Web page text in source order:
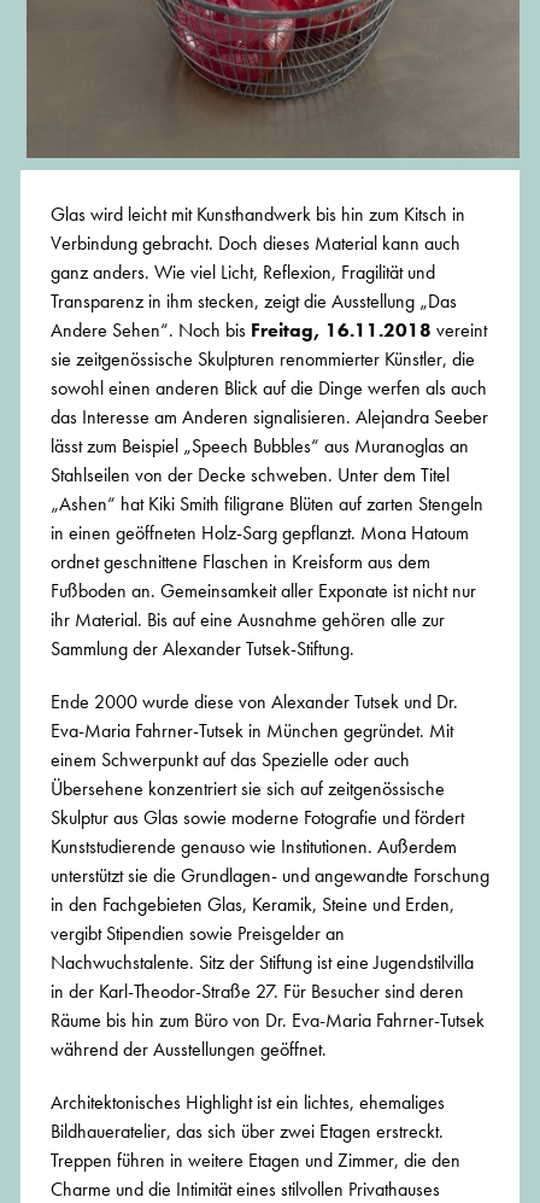
Glas wird leicht mit Kunsthandwerk bis hin zum Kitsch in
Verbindung gebracht. Doch dieses Material kann auch
ganz anders. Wie viel Licht, Reflexion, Fragilität und
Transparenz in ihm stecken, zeigt die Ausstellung „Das
Andere Sehen“. Noch bis Freitag, 16.11.2018 vereint
sie zeitgenössische Skulpturen renommierter Künstler, die
sowohl einen anderen Blick auf die Dinge werfen als auch
das Interesse am Anderen signalisieren. Alejandra Seeber
lässt zum Beispiel „Speech Bubbles“ aus Muranoglas an
Stahlseilen von der Decke schweben. Unter dem Titel
„Ashen“ hat Kiki Smith filigrane Blüten auf zarten Stengeln
in einen geöffneten Holz-Sarg gepflanzt. Mona Hatoum
ordnet geschnittene Flaschen in Kreisform aus dem
Fußboden an. Gemeinsamkeit aller Exponate ist nicht nur
ihr Material. Bis auf eine Ausnahme gehören alle zur
Sammlung der Alexander Tutsek-Stiftung.
Ende 2000 wurde diese von Alexander Tutsek und Dr.
Eva-Maria Fahrner-Tutsek in München gegründet. Mit
einem Schwerpunkt auf das Spezielle oder auch
Übersehene konzentriert sie sich auf zeitgenössische
Skulptur aus Glas sowie moderne Fotografie und fördert
Kunststudierende genauso wie Institutionen. Außerdem
unterstützt sie die Grundlagen- und angewandte Forschung
in den Fachgebieten Glas, Keramik, Steine und Erden,
vergibt Stipendien sowie Preisgelder an
Nachwuchstalente. Sitz der Stiftung ist eine Jugendstilvilla
in der Karl-Theodor-Straße 27. Für Besucher sind deren
Räume bis hin zum Büro von Dr. Eva-Maria Fahrner-Tutsek
während der Ausstellungen geöffnet.
Architektonisches Highlight ist ein lichtes, ehemaliges
Bildhaueratelier, das sich über zwei Etagen erstreckt.
Treppen führen in weitere Etagen und Zimmer, die den
Charme und die Intimität eines stilvollen Privathauses